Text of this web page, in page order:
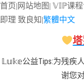
#皇帝牌意思 #节制
#魔术师意思 圣杯骑
首页| 网站地图 | 𝕍𝕀ℙ课
即理 致良知|繁體中文
𝕃𝕦𝕜𝕖公益Tips:为残疾
谢您